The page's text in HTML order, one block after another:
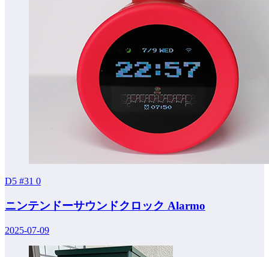
D5 #31 0
ニンテンドーサウンドクロック Alarmo
2025-07-09